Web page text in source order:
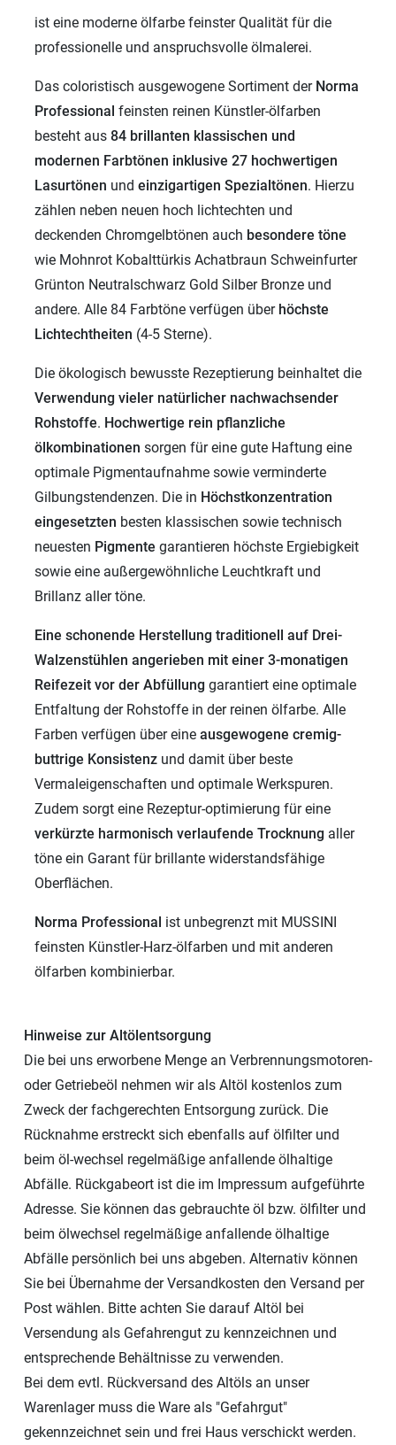
ist eine moderne ölfarbe feinster Qualität für die
professionelle und anspruchsvolle ölmalerei.
Das coloristisch ausgewogene Sortiment der Norma
Professional feinsten reinen Künstler-ölfarben
besteht aus 84 brillanten klassischen und
modernen Farbtönen inklusive 27 hochwertigen
Lasurtönen und einzigartigen Spezialtönen. Hierzu
zählen neben neuen hoch lichtechten und
deckenden Chromgelbtönen auch besondere töne
wie Mohnrot Kobalttürkis Achatbraun Schweinfurter
Grünton Neutralschwarz Gold Silber Bronze und
andere. Alle 84 Farbtöne verfügen über höchste
Lichtechtheiten (4-5 Sterne).
Die ökologisch bewusste Rezeptierung beinhaltet die
Verwendung vieler natürlicher nachwachsender
Rohstoffe. Hochwertige rein pflanzliche
ölkombinationen sorgen für eine gute Haftung eine
optimale Pigmentaufnahme sowie verminderte
Gilbungstendenzen. Die in Höchstkonzentration
eingesetzten besten klassischen sowie technisch
neuesten Pigmente garantieren höchste Ergiebigkeit
sowie eine außergewöhnliche Leuchtkraft und
Brillanz aller töne.
Eine schonende Herstellung traditionell auf Drei-
Walzenstühlen angerieben mit einer 3-monatigen
Reifezeit vor der Abfüllung garantiert eine optimale
Entfaltung der Rohstoffe in der reinen ölfarbe. Alle
Farben verfügen über eine ausgewogene cremig-
buttrige Konsistenz und damit über beste
Vermaleigenschaften und optimale Werkspuren.
Zudem sorgt eine Rezeptur-optimierung für eine
verkürzte harmonisch verlaufende Trocknung aller
töne ein Garant für brillante widerstandsfähige
Oberflächen.
Norma Professional ist unbegrenzt mit MUSSINI
feinsten Künstler-Harz-ölfarben und mit anderen
ölfarben kombinierbar.
Hinweise zur Altölentsorgung
Die bei uns erworbene Menge an Verbrennungsmotoren-
oder Getriebeöl nehmen wir als Altöl kostenlos zum
Zweck der fachgerechten Entsorgung zurück. Die
Rücknahme erstreckt sich ebenfalls auf ölfilter und
beim öl-wechsel regelmäßige anfallende ölhaltige
Abfälle. Rückgabeort ist die im Impressum aufgeführte
Adresse. Sie können das gebrauchte öl bzw. ölfilter und
beim ölwechsel regelmäßige anfallende ölhaltige
Abfälle persönlich bei uns abgeben. Alternativ können
Sie bei Übernahme der Versandkosten den Versand per
Post wählen. Bitte achten Sie darauf Altöl bei
Versendung als Gefahrengut zu kennzeichnen und
entsprechende Behältnisse zu verwenden.
Bei dem evtl. Rückversand des Altöls an unser
Warenlager muss die Ware als "Gefahrgut"
gekennzeichnet sein und frei Haus verschickt werden.